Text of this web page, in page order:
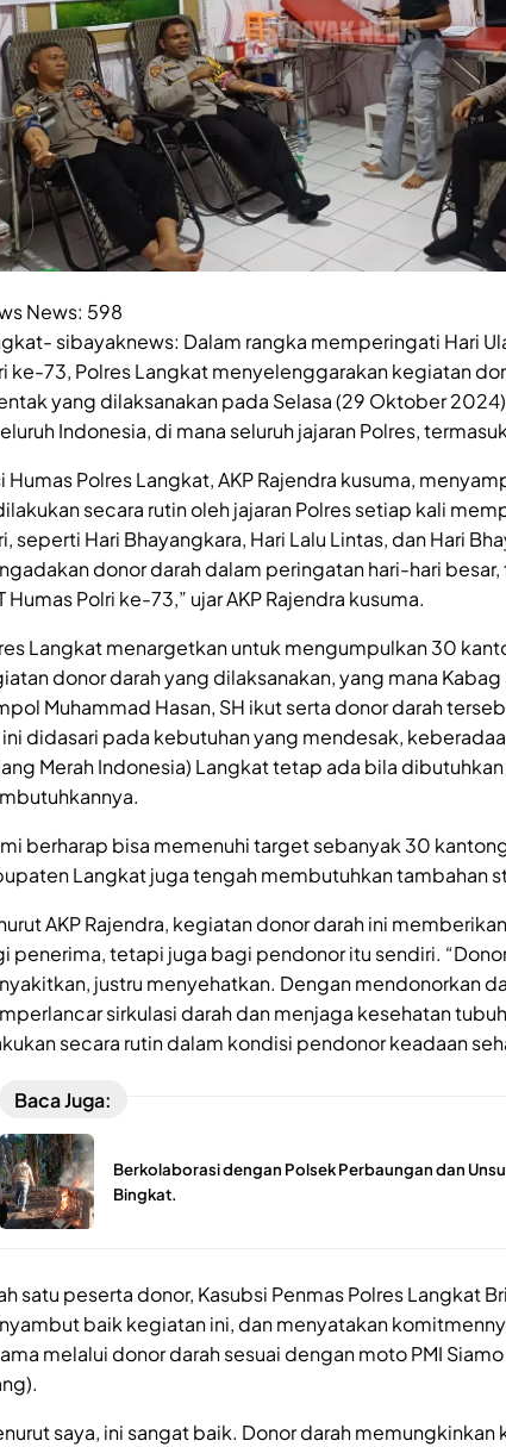
News: 598
sibayaknews: Dalam rangka memperingati Hari
ke-73, Polres Langkat menyelenggarakan kegiatan
yang dilaksanakan pada Selasa (29 Oktober
Indonesia, di mana seluruh jajaran Polres,
Humas Polres Langkat, AKP Rajendra kusuma,
secara rutin oleh jajaran Polres setiap kali
seperti Hari Bhayangkara, Hari Lalu Lintas, dan Hari
donor darah dalam peringatan hari-hari besar,
Humas Polri ke-73,” ujar AKP Rajendra kusuma.
Langkat menargetkan untuk mengumpulkan 30
donor darah yang dilaksanakan, yang mana Kabag
Muhammad Hasan, SH ikut serta donor darah
ini didasari pada kebutuhan yang mendesak,
Merah Indonesia) Langkat tetap ada bila
berharap bisa memenuhi target sebanyak 30
Langkat juga tengah membutuhkan tambahan
AKP Rajendra, kegiatan donor darah ini
penerima, tetapi juga bagi pendonor itu sendiri.
justru menyehatkan. Dengan mendonorkan
sirkulasi darah dan menjaga kesehatan
secara rutin dalam kondisi pendonor keadaan
Baca Juga:
Berkolaborasi dengan Polsek Perbaungan dan
Bingkat.
satu peserta donor, Kasubsi Penmas Polres Langkat
baik kegiatan ini, dan menyatakan
melalui donor darah sesuai dengan moto PMI
saya, ini sangat baik. Donor darah